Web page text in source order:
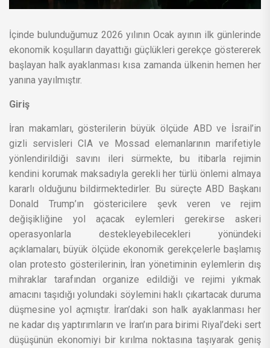
İçinde bulunduğumuz 2026 yılının Ocak ayının ilk günlerinde
ekonomik koşulların dayattığı güçlükleri gerekçe göstererek
başlayan halk ayaklanması kısa zamanda ülkenin hemen her
yanına yayılmıştır.
Giriş
İran makamları, gösterilerin büyük ölçüde ABD ve İsrail’in
gizli servisleri CIA ve Mossad elemanlarının marifetiyle
yönlendirildiği savını ileri sürmekte, bu itibarla rejimin
kendini korumak maksadıyla gerekli her türlü önlemi almaya
kararlı olduğunu bildirmektedirler. Bu süreçte ABD Başkanı
Donald Trump’ın göstericilere şevk veren ve rejim
değişikliğine yol açacak eylemleri gerekirse askeri
operasyonlarla destekleyebilecekleri yönündeki
açıklamaları, büyük ölçüde ekonomik gerekçelerle başlamış
olan protesto gösterilerinin, İran yönetiminin eylemlerin dış
mihraklar tarafından organize edildiği ve rejimi yıkmak
amacını taşıdığı yolundaki söylemini haklı çıkartacak duruma
düşmesine yol açmıştır. İran’daki son halk ayaklanması her
ne kadar dış yaptırımların ve İran’ın para birimi Riyal’deki sert
düşüşünün ekonomiyi bir kırılma noktasına taşıyarak geniş